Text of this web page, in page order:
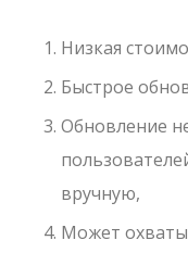
Низкая
Быстрое
Обновление
вручную,
Может